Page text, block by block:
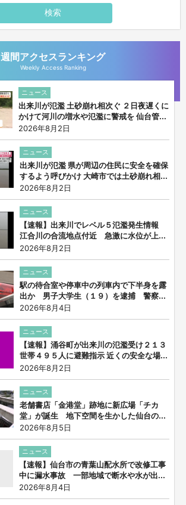
検索
週間アクセスランキング
Weekly Access Ranking
ニュース
出来川が氾濫 土砂崩れ相次ぐ ２日夜遅くに
かけて河川の増水や氾濫に警戒を 仙台管...
2026年8月2日
ニュース
出来川が氾濫 県が周辺の住民に安全を確保
するよう呼びかけ 大崎市では土砂崩れ相...
2026年8月2日
ニュース
【速報】出来川でレベル５氾濫発生情報
江合川の合流地点付近 急激に水位が上...
2026年8月2日
ニュース
駅の待合室や停車中の列車内で下半身を露
出か 男子大学生（１９）を逮捕 警察...
2026年8月4日
ニュース
【速報】涌谷町が出来川の氾濫受け２１３
世帯４９５人に避難指示 近くの安全な場...
2026年8月2日
ニュース
老舗書店「金港堂」跡地に新広場「チカ
堂」が誕生 地下空間を生かした仙台の...
2026年8月5日
ニュース
【速報】仙台市の青葉山配水所で改修工事
中に漏水事故 一部地域で断水や水が出...
2026年8月4日